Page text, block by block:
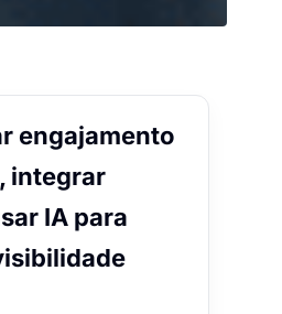
engajamento
integrar
IA para